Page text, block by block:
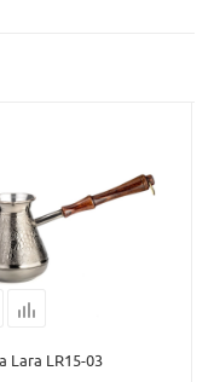
Lara LR15-03